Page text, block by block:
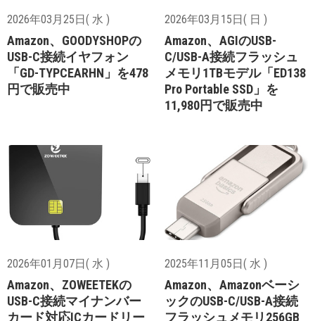
2026年03月25日( 水 )
Amazon、GOODYSHOPの
USB-C接続イヤフォン
「GD-TYPCEARHN」を478
円で販売中
2026年03月15日( 日 )
Amazon、AGIのUSB-
C/USB-A接続フラッシュ
メモリ1TBモデル「ED138
Pro Portable SSD」を
11,980円で販売中
2026年01月07日( 水 )
Amazon、ZOWEETEKの
USB-C接続マイナンバー
カード対応ICカードリー
2025年11月05日( 水 )
Amazon、Amazonベーシ
ックのUSB-C/USB-A接続
フラッシュメモリ256GB